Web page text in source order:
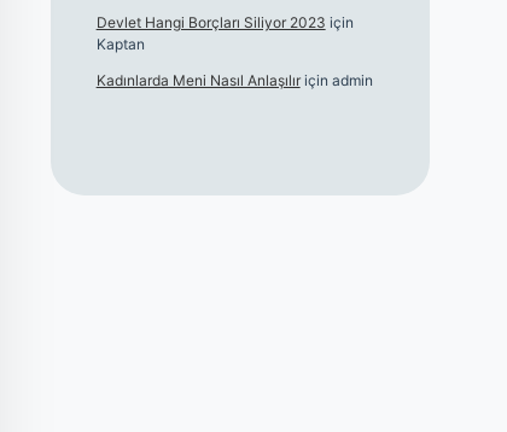
Devlet Hangi Borçları Siliyor 2023 için
Kaptan
Kadınlarda Meni Nasıl Anlaşılıriçin admin